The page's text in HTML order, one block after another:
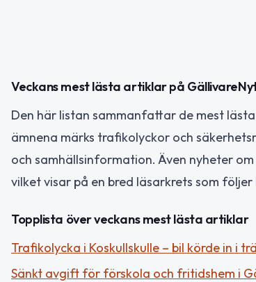
Veckans mest lästa artiklar på
Den här listan sammanfattar de mest
ämnena märks trafikolyckor och
och samhällsinformation. Även nyheter
vilket visar på en bred läsarkrets som
Topplista över veckans mest lästa artiklar
Trafikolycka i Koskullskulle – bil körde in i
Sänkt avgift för förskola och fritidshem i